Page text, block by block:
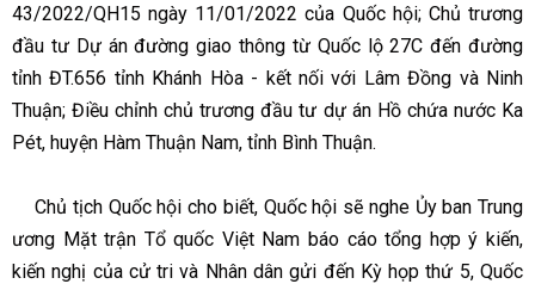
43/2022/QH15 ngày 11/01/2022 của Quốc hội; Chủ trương
đầu tư Dự án đường giao thông từ Quốc lộ 27C đến đường
tỉnh ĐT.656 tỉnh Khánh Hòa - kết nối với Lâm Đồng và Ninh
Thuận; Điều chỉnh chủ trương đầu tư dự án Hồ chứa nước Ka
Pét, huyện Hàm Thuận Nam, tỉnh Bình Thuận.
Chủ tịch Quốc hội cho biết, Quốc hội sẽ nghe Ủy ban Trung
ương Mặt trận Tổ quốc Việt Nam báo cáo tổng hợp ý kiến,
kiến nghị của cử tri và Nhân dân gửi đến Kỳ họp thứ 5, Quốc